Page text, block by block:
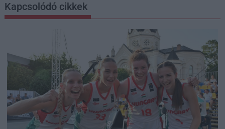
Kapcsolódó cikkek